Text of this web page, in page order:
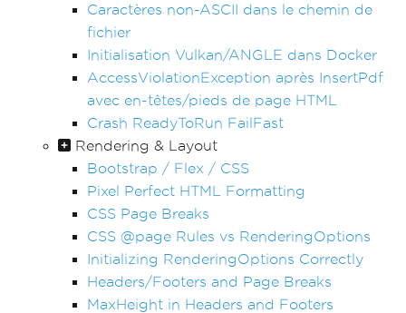
Caractères non-ASCII dans le chemin de
fichier
Initialisation Vulkan/ANGLE dans Docker
AccessViolationException après InsertPdf
avec en-têtes/pieds de page HTML
Crash ReadyToRun FailFast
Rendering & Layout
Bootstrap / Flex / CSS
Pixel Perfect HTML Formatting
CSS Page Breaks
CSS @page Rules vs RenderingOptions
Initializing RenderingOptions Correctly
Headers/Footers and Page Breaks
MaxHeight in Headers and Footers